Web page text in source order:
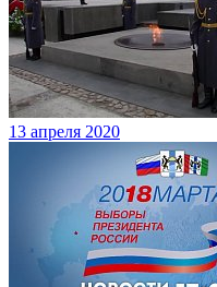
13 апреля 2020